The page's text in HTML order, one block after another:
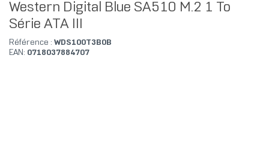
Western Digital Blue SA510 M.2 1 To
Série ATA III
Référence : WDS100T3B0B
EAN: 0718037884707